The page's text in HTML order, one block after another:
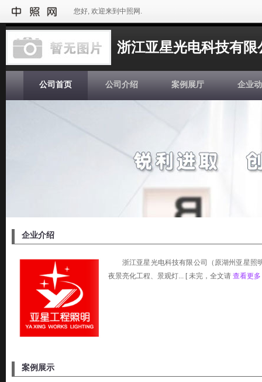
您好, 欢迎来到中照网.
浙江亚星光电科技有限
公司首页 公司介绍 案例展厅 企业
企业介绍
浙江亚星光电科技有限公司（原湖州亚星照
夜景亮化工程、景观灯... [ 未完，全文请 查看更多
案例展示